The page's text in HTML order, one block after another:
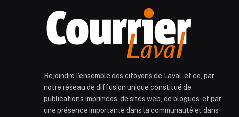
Rejoindre l’ensemble des citoyens de Laval, et ce, par
notre réseau de diffusion unique constitué de
publications imprimées, de sites web, de blogues, et par
une présence importante dans la communauté et dans